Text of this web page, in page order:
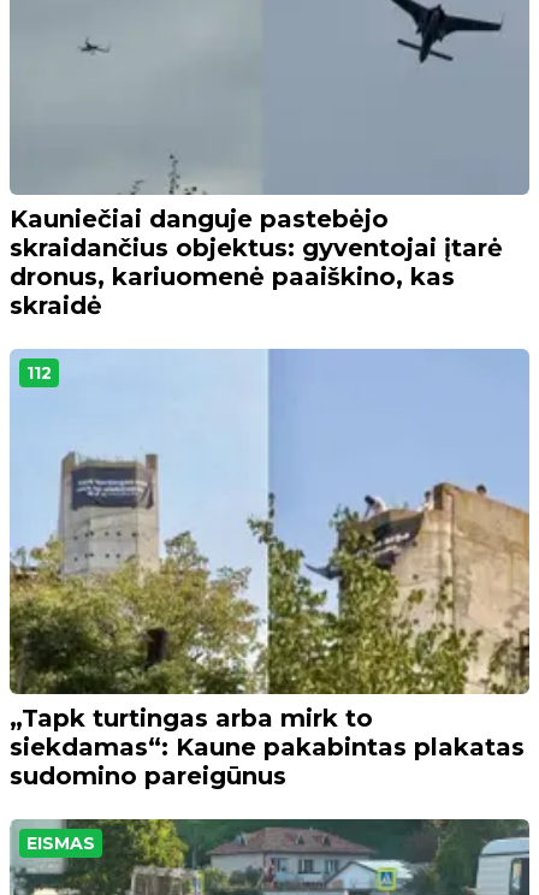
Kauniečiai danguje pastebėjo
skraidančius objektus: gyventojai įtarė
dronus, kariuomenė paaiškino, kas
skraidė
112
„Tapk turtingas arba mirk to
siekdamas“: Kaune pakabintas plakatas
sudomino pareigūnus
EISMAS